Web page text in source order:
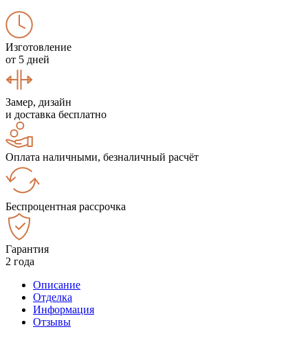
Изготовление
от 5 дней
Замер, дизайн
и доставка бесплатно
Оплата наличными, безналичный расчёт
Беспроцентная рассрочка
Гарантия
2 года
Описание
Отделка
Информация
Отзывы